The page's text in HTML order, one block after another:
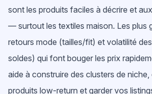
sont les produits faciles à décrire et
— surtout les textiles maison. Les plus
retours mode (tailles/fit) et volatilité
soldes) qui font bouger les prix
aide à construire des clusters de niche,
produits low-return et garder vos